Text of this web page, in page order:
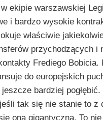
ekipie warszawskiej
i bardzo wysokie
właściwie
przychodzących i
Frediego Bobicia.
do europejskich
bardziej pogłębić.
tak się nie stanie to z
ona gigantyczna. To